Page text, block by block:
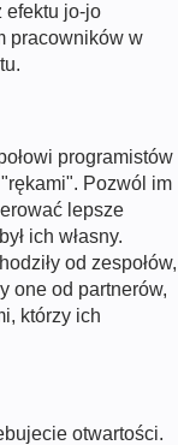
efektu jo-jo
pracowników w
programistów
Pozwól im
lepsze
ich własny.
od zespołów,
one od partnerów,
którzy ich
otwartości.